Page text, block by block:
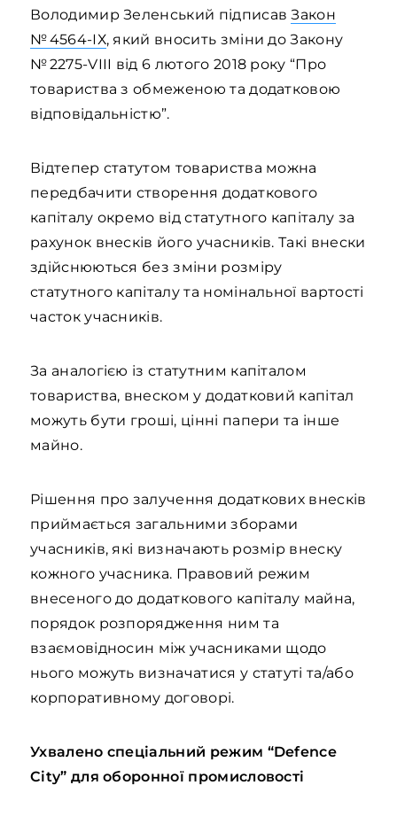
Володимир Зеленський підписавЗакон
№ 4564‑ІХ, який вносить зміни до Закону
№ 2275‑VIII від 6 лютого 2018 року “Про
товариства з обмеженою та додатковою
відповідальністю”.
Відтепер статутом товариства можна
передбачити створення додаткового
капіталу окремо від статутного капіталу за
рахунок внесків його учасників. Такі внески
здійснюються без зміни розміру
статутного капіталу та номінальної вартості
часток учасників.
За аналогією із статутним капіталом
товариства, внеском у додатковий капітал
можуть бути гроші, цінні папери та інше
майно.
Рішення про залучення додаткових внесків
приймається загальними зборами
учасників, які визначають розмір внеску
кожного учасника. Правовий режим
внесеного до додаткового капіталу майна,
порядок розпорядження ним та
взаємовідносин між учасниками щодо
нього можуть визначатися у статуті та/або
корпоративному договорі.
Ухвалено спеціальний режим “Defence
City” для оборонної промисловості